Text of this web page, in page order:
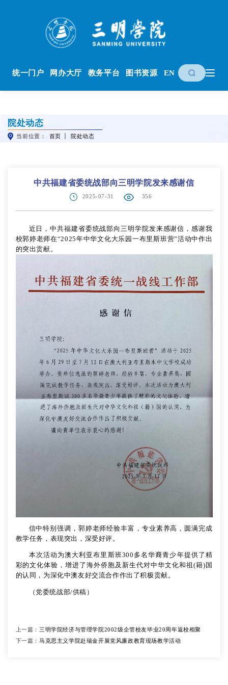
统一门户 网办大厅 教务平台 图书资源 EN
院处动态
当前位置： 首页 院处动态
中共福建省委统战部向三明学院发来感谢信
2025-07-31 356
近日，中共福建省委统战部向三明学院发来感谢信，感谢我
校郭婷老师在“2025年中华文化大乐园一布里斯班营”活动中作出
的突出贡献。
信中特别强调，郭婷老师经验丰富，专业素养高，圆满完成
教学任务，表现突出，深受好评。
本次活动为澳大利亚布里斯班300多名华裔青少年提供了精
彩的文化体验，增进了海外侨胞及新生代对中华文化和祖(籍)国
的认同，为深化中澳友好交流合作作出了积极贡献。
（ 党委统战部/供稿 ）
上一篇： 三明学院经济与管理学院2002级企管校友毕业20周年返校相聚
下一篇： 马克思主义学院赴瑞金开展党风廉政教育现场教学活动